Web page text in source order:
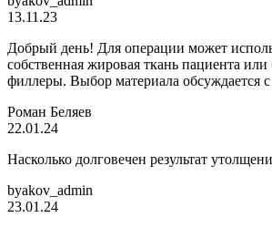
13.11.23
Добрый день! Для операции может
собственная жировая ткань пациента
филлеры. Выбор материала обсуждается
Роман Беляев
22.01.24
Насколько долговечен результат
byakov_admin
23.01.24